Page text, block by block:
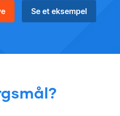
Se et eksempel